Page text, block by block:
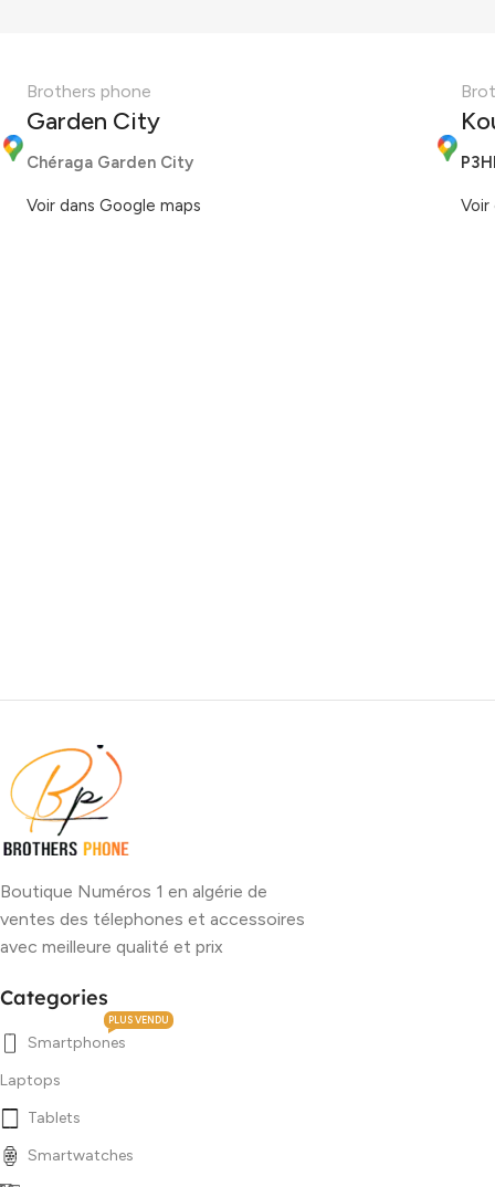
Brothers phone
Garden City
Chéraga Garden City
Voir dans Google maps Voir
Boutique Numéros 1 en algérie de
ventes des télephones et accessoires
avec meilleure qualité et prix
Categories
Smartphones
PLUS VENDU
Laptops
Tablets
Smartwatches